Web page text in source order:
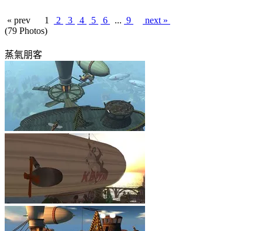
« prev 1 2 3 4 5 6 ... 9
next »
(79 Photos)
蒸氣朋客